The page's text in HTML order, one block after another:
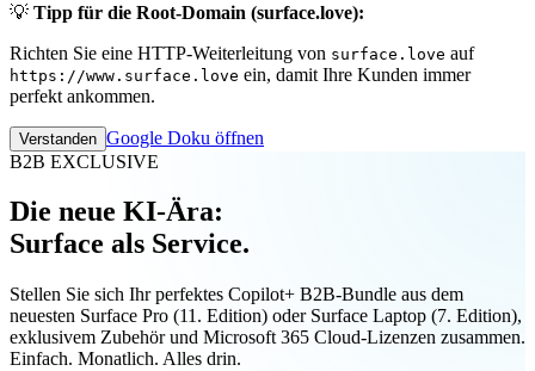
💡 Tipp für die Root-Domain (surface.love):
Richten Sie eine HTTP-Weiterleitung von surface.love auf
https://www.surface.love ein, damit Ihre Kunden immer
perfekt ankommen.
Verstanden Google Doku öffnen
B2B EXCLUSIVE
Die neue KI-Ära:
Surface als Service.
Stellen Sie sich Ihr perfektes Copilot+ B2B-Bundle aus dem
neuesten Surface Pro (11. Edition) oder Surface Laptop (7. Edition),
exklusivem Zubehör und Microsoft 365 Cloud-Lizenzen zusammen.
Einfach. Monatlich. Alles drin.